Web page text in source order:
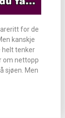
for de
kanskje
helt tenker
om nettopp
sjøen. Men